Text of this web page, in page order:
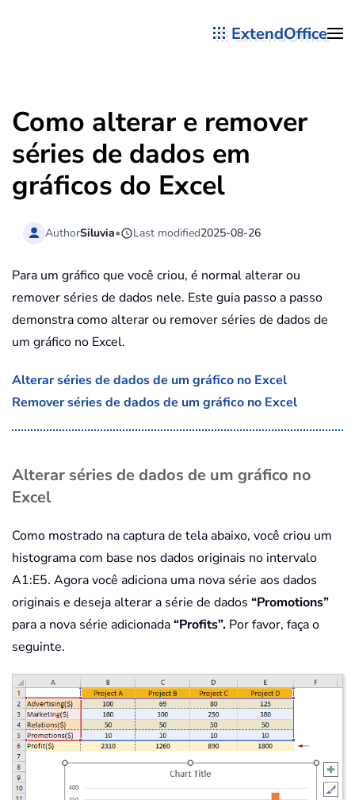
ExtendOffice
Como alterar e remover
séries de dados em
gráficos do Excel
AuthorSiluvia• Last modified2025-08-26
Para um gráfico que você criou, é normal alterar ou
remover séries de dados nele. Este guia passo a passo
demonstra como alterar ou remover séries de dados de
um gráfico no Excel.
Alterar séries de dados de um gráfico no Excel
Remover séries de dados de um gráfico no Excel
Alterar séries de dados de um gráfico no
Excel
Como mostrado na captura de tela abaixo, você criou um
histograma com base nos dados originais no intervalo
A1:E5. Agora você adiciona uma nova série aos dados
originais e deseja alterar a série de dados “Promotions”
para a nova série adicionada“Profits”. Por favor, faça o
seguinte.